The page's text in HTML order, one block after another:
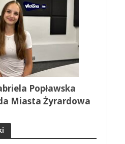
Popławska
Miasta Żyrardowa